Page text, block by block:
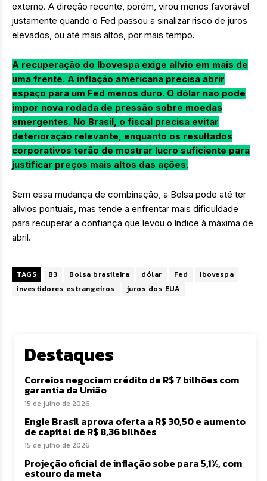
externo. A direção recente, porém, virou menos favorável
justamente quando o Fed passou a sinalizar risco de juros
elevados, ou até mais altos, por mais tempo.
A recuperação do Ibovespa exige alívio em mais de
uma frente. A inflação americana precisa abrir
espaço para um Fed menos duro. O dólar não pode
impor nova rodada de pressão sobre moedas
emergentes. No Brasil, o fiscal precisa evitar
deterioração relevante, enquanto os resultados
corporativos terão de mostrar lucro suficiente para
justificar preços mais altos das ações.
Sem essa mudança de combinação, a Bolsa pode até ter
alívios pontuais, mas tende a enfrentar mais dificuldade
para recuperar a confiança que levou o índice à máxima de
abril.
TAGS B3 Bolsa brasileira dólar Fed
Ibovespa
investidores estrangeiros
juros dos EUA
Destaques
Correios negociam crédito de R$ 7 bilhões com
garantia da União
15 de julho de 2026
Engie Brasil aprova oferta a R$ 30,50 e aumento
de capital de R$ 8,36 bilhões
15 de julho de 2026
Projeção oficial de inflação sobe para 5,1%, com
estouro da meta